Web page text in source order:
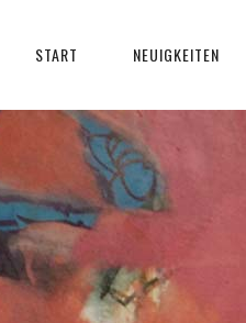
START NEUIGKEITEN